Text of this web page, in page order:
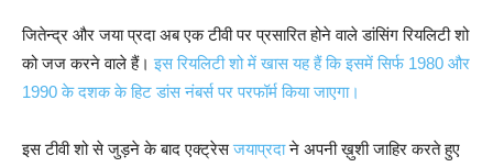
जितेन्द्र और जया प्रदा अब एक टीवी पर प्रसारित होने वाले डांसिंग रियलिटी शो
को जज करने वाले हैं।इस रियलिटी शो में खास यह हैं कि इसमें सिर्फ 1980 और
1990 के दशक के हिट डांस नंबर्स पर परफॉर्म किया जाएगा।
इस टीवी शो से जुड़ने के बाद एक्ट्रेसजयाप्रदाने अपनी ख़ुशी जाहिर करते हुए